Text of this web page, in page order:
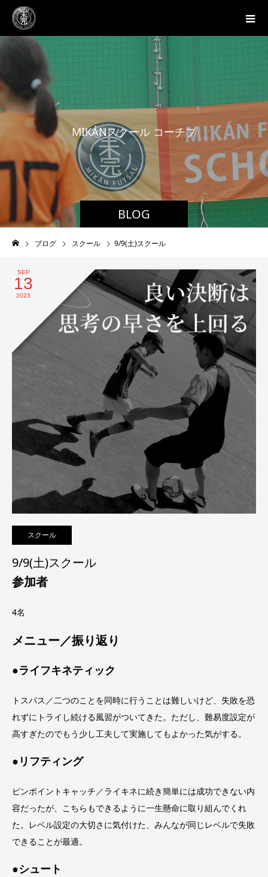
BLOG
MIKÁNスクール コ ーチブログ
ブログ スクール 9/9(土)スクール
SEP
13
2023
スクール
9/9(土)スクール
参加者
4名
メニュー／振り返り
●ライフキネティック
トスパス／二つのことを同時に行うことは難しいけど、失敗を恐
れずにトライし続ける風習がついてきた。ただし、難易度設定が
高すぎたのでもう少し工夫して実施してもよかった気がする。
●リフティング
ピンポイントキャッチ／ライキネに続き簡単には成功できない内
容だったが、こちらもできるように一生懸命に取り組んでくれ
た。レベル設定の大切さに気付けた、みんなが同じレベルで失敗
できることが最適。
●シュート